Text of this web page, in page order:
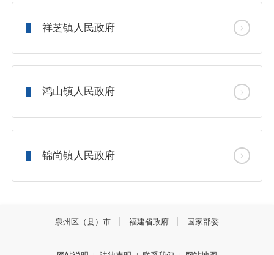
祥芝镇人民政府
鸿山镇人民政府
锦尚镇人民政府
泉州区（县）市 福建省政府 国家部委